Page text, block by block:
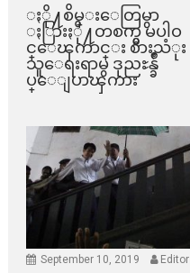
ႏို႔စိမ္းေတြမွာ
ႏြားႏို႔တစက္မွ မပါဝ
င္ေၾကာင္း စားသံုး
သူေရးရာမွ ဒုညႊန္ခ်ဳ
ပ္ေျပာၾကား
September 10, 2019
Editor